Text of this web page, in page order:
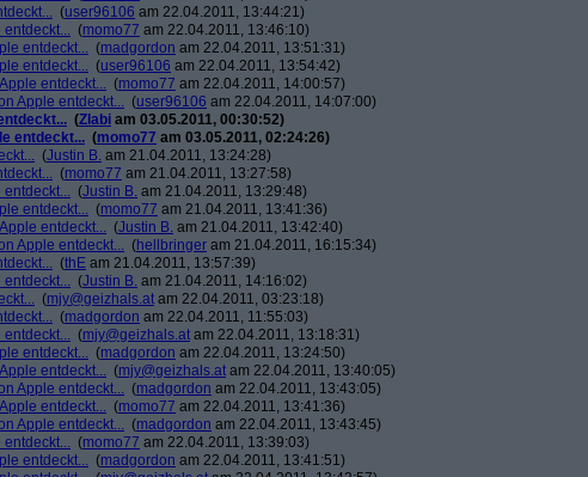
(user96106 am 22.04.2011, 13:44:21)
(momo77 am 22.04.2011, 13:46:10)
entdeckt... (madgordon am 22.04.2011, 13:51:31)
entdeckt... (user96106 am 22.04.2011, 13:54:42)
entdeckt... (momo77 am 22.04.2011, 14:00:57)
Apple entdeckt... (user96106 am 22.04.2011, 14:07:00)
(Zlabi am 03.05.2011, 00:30:52)
entdeckt... (momo77 am 03.05.2011, 02:24:26)
(Justin B. am 21.04.2011, 13:24:28)
(momo77 am 21.04.2011, 13:27:58)
(Justin B. am 21.04.2011, 13:29:48)
entdeckt... (momo77 am 21.04.2011, 13:41:36)
entdeckt... (Justin B. am 21.04.2011, 13:42:40)
Apple entdeckt... (hellbringer am 21.04.2011, 16:15:34)
(thE am 21.04.2011, 13:57:39)
(Justin B. am 21.04.2011, 14:16:02)
(mjy@geizhals.at am 22.04.2011, 03:23:18)
(madgordon am 22.04.2011, 11:55:03)
(mjy@geizhals.at am 22.04.2011, 13:18:31)
entdeckt... (madgordon am 22.04.2011, 13:24:50)
entdeckt... (mjy@geizhals.at am 22.04.2011, 13:40:05)
Apple entdeckt... (madgordon am 22.04.2011, 13:43:05)
entdeckt... (momo77 am 22.04.2011, 13:41:36)
Apple entdeckt... (madgordon am 22.04.2011, 13:43:45)
(momo77 am 22.04.2011, 13:39:03)
entdeckt... (madgordon am 22.04.2011, 13:41:51)